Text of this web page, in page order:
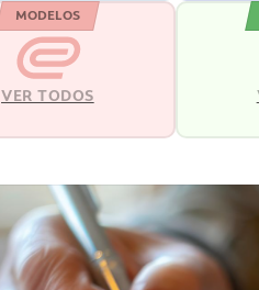
MODELOS
VER TODOS